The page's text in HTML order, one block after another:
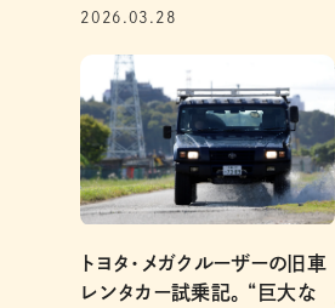
2026.03.28
トヨタ・メガクルーザーの旧車
レンタカー試乗記。 “巨大な